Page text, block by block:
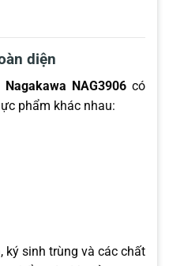
diện
NAG3906 có
phẩm khác nhau:
ký sinh trùng và các chất